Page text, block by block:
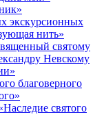
экскурсионных
нить»
святому
Невскому
благоверного
святого